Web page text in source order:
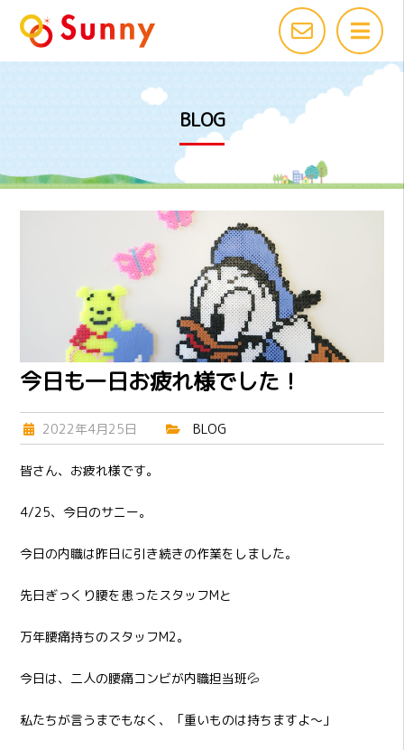
BLOG
今日も一日お疲れ様でした！
2022年4月25日 BLOG
皆さん、お疲れ様です。
4/25、今日のサニー。
今日の内職は昨日に引き続きの作業をしました。
先日ぎっくり腰を患ったスタッフMと
万年腰痛持ちのスタッフM2。
今日は、二人の腰痛コンビが内職担当班💦
私たちが言うまでもなく、「重いものは持ちますよ～」